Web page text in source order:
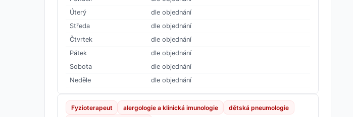
Úterý
dle objednání
Středa
dle objednání
Čtvrtek
dle objednání
Pátek
dle objednání
Sobota
dle objednání
Neděle
dle objednání
Fyzioterapeut alergologie a klinická imunologie
dětská pneumologie